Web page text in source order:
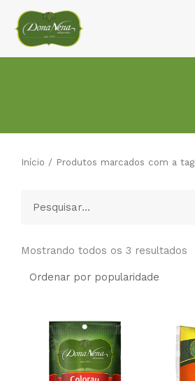
para
conteúdo
Início / Produtos marcados com a tag
Mostrando todos os 3 resultados